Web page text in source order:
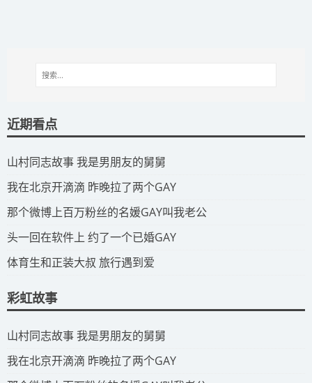
近期看点
​山村同志故事 我是男朋友的舅舅
​我在北京开滴滴 昨晚拉了两个GAY
​那个微博上百万粉丝的名媛GAY叫我老公
​头一回在软件上 约了一个已婚GAY
​体育生和正装大叔 旅行遇到爱
彩虹故事
​山村同志故事 我是男朋友的舅舅
​我在北京开滴滴 昨晚拉了两个GAY